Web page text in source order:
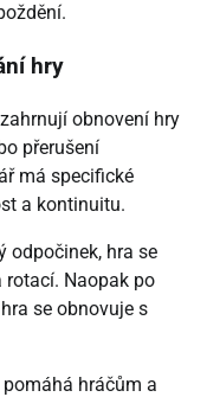
hry
obnovení hry
přerušení
má specifické
a kontinuitu.
odpočinek, hra se
Naopak po
se obnovuje s
hráčům a